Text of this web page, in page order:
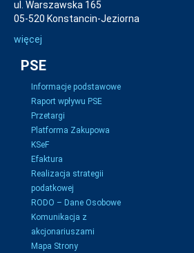
ul. Warszawska 165
05-520 Konstancin-Jeziorna
więcej
PSE
Informacje podstawowe
Raport wpływu PSE
Przetargi
Platforma Zakupowa
KSeF
Efaktura
Realizacja strategii
podatkowej
RODO – Dane Osobowe
Komunikacja z
akcjonariuszami
Mapa Strony